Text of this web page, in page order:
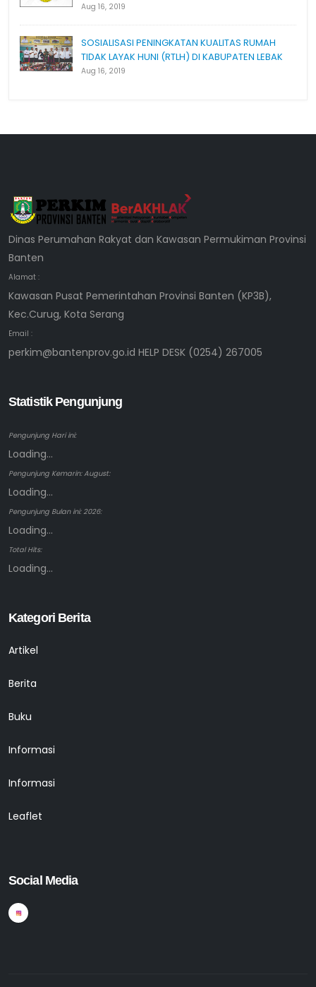
Aug 16, 2019
SOSIALISASI PENINGKATAN KUALITAS RUMAH
TIDAK LAYAK HUNI (RTLH) DI KABUPATEN LEBAK
Aug 16, 2019
Dinas Perumahan Rakyat dan Kawasan Permukiman Provinsi
Banten
Alamat :
Kawasan Pusat Pemerintahan Provinsi Banten (KP3B),
Kec.Curug, Kota Serang
Email :
perkim@bantenprov.go.id HELP DESK (0254) 267005
Statistik Pengunjung
Pengunjung Hari ini:
Loading...
Pengunjung Kemarin: August:
Loading...
Pengunjung Bulan ini: 2026:
Loading...
Total Hits:
Loading...
Kategori Berita
Artikel
Berita
Buku
Informasi
Informasi
Leaflet
Social Media